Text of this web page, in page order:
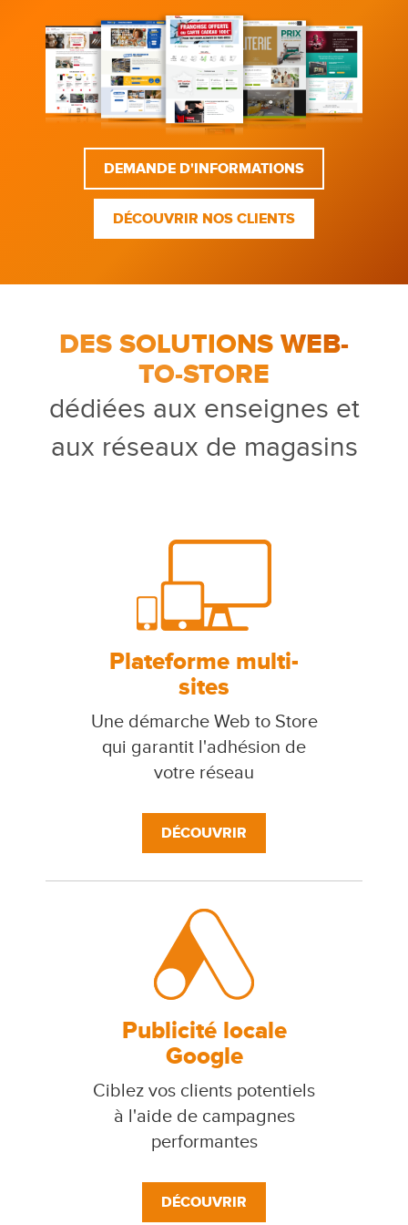
DEMANDE D'INFORMATIONS
DÉCOUVRIR NOS CLIENTS
DES SOLUTIONS WEB-
TO-STORE
dédiées aux enseignes et
aux réseaux de magasins
Plateforme multi-
sites
Une démarche Web to Store
qui garantit l'adhésion de
votre réseau
DÉCOUVRIR
Publicité locale
Google
Ciblez vos clients potentiels
à l'aide de campagnes
performantes
DÉCOUVRIR